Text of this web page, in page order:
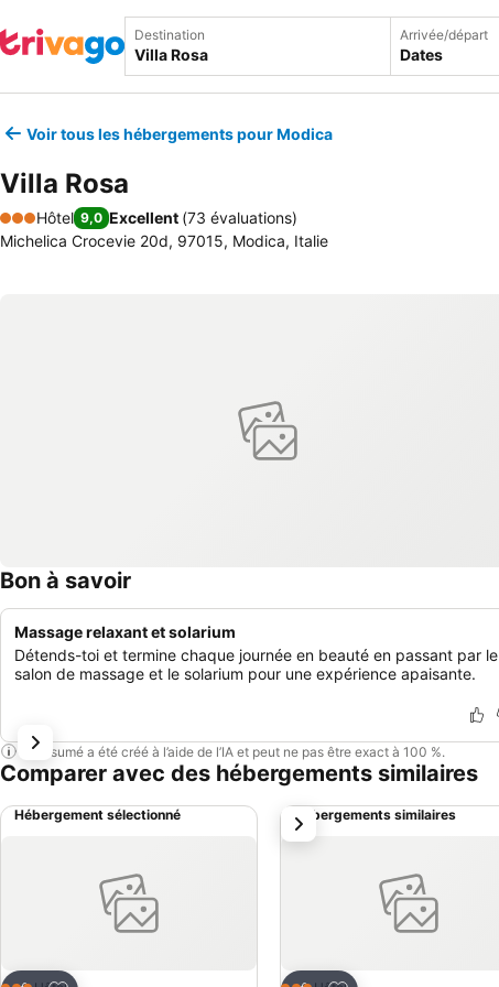
Destination Arrivée/départ
Dates
Voir tous les hébergements pour Modica
Villa Rosa
3 Étoiles
Hôtel 9,0 Excellent (73 évaluations)
Michelica Crocevie 20d, 97015, Modica, Italie
Bon à savoir
Massage relaxant et solarium
Détends-toi et termine chaque journée en beauté en passant par le
salon de massage et le solarium pour une expérience apaisante.
Ce résumé a été créé à l’aide de l’IA et peut ne pas être exact à 100 %.
Comparer avec des hébergements similaires
Hébergement sélectionné Hébergements similaires
suivant